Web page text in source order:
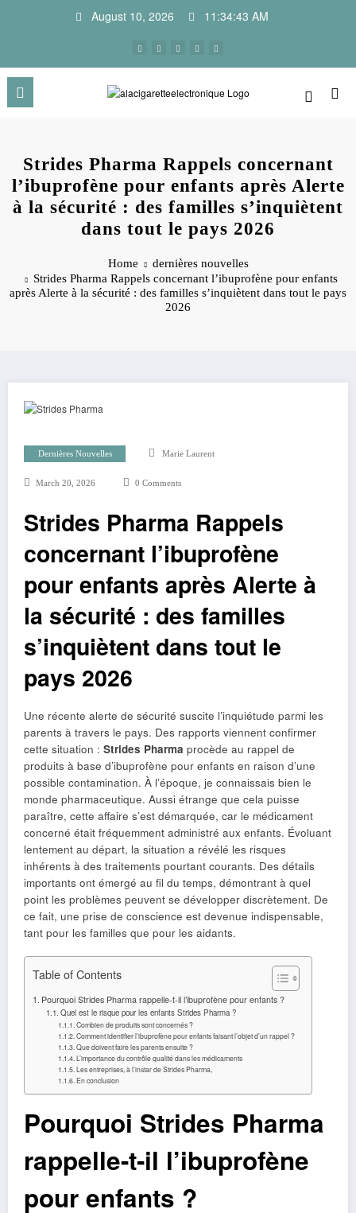
August 10, 2026 11:34:44 AM
Strides Pharma Rappels concernant
l’ibuprofène pour enfants après Alerte
à la sécurité : des familles s’inquiètent
dans tout le pays 2026
Home
dernières nouvelles
Strides Pharma Rappels concernant l’ibuprofène pour enfants
après Alerte à la sécurité : des familles s’inquiètent dans tout le pays
2026
Dernières Nouvelles Marie Laurent
March 20, 2026 0 Comments
Strides Pharma Rappels
concernant l’ibuprofène
pour enfants après Alerte à
la sécurité : des familles
s’inquiètent dans tout le
pays 2026
Une récente alerte de sécurité suscite l’inquiétude parmi les
parents à travers le pays. Des rapports viennent confirmer
cette situation : Strides Pharma procède au rappel de
produits à base d’ibuprofène pour enfants en raison d’une
possible contamination. À l’époque, je connaissais bien le
monde pharmaceutique. Aussi étrange que cela puisse
paraître, cette affaire s’est démarquée, car le médicament
concerné était fréquemment administré aux enfants. Évoluant
lentement au départ, la situation a révélé les risques
inhérents à des traitements pourtant courants. Des détails
importants ont émergé au fil du temps, démontrant à quel
point les problèmes peuvent se développer discrètement. De
ce fait, une prise de conscience est devenue indispensable,
tant pour les familles que pour les aidants.
Table of Contents
Pourquoi Strides Pharma rappelle-t-il l’ibuprofène pour enfants ?
Quel est le risque pour les enfants Strides Pharma ?
Combien de produits sont concernés ?
Comment identifier l’ibuprofène pour enfants faisant l’objet d’un rappel ?
Que doivent faire les parents ensuite ?
L’importance du contrôle qualité dans les médicaments
Les entreprises, à l’instar de Strides Pharma,
En conclusion
Pourquoi Strides Pharma
rappelle-t-il l’ibuprofène
pour enfants ?